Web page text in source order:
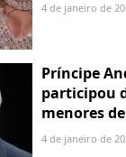
4 de janeiro de
Príncipe
participou
menores
de Jeffrey
4 de janeiro de